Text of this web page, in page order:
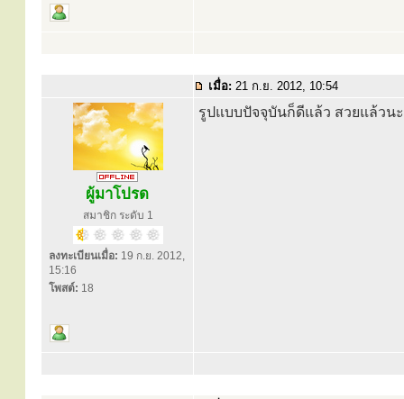
เมื่อ: 21 ก.ย. 2012, 10:54
ผู้มาโปรด
สมาชิก ระดับ 1
ลงทะเบียนเมื่อ: 19 ก.ย. 2012,
15:16
โพสต์: 18
รูปแบบปัจจุบันก็ดีแล้ว สวยแล้วนะ